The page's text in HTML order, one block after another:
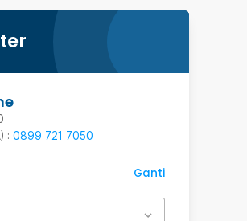
: 0899 721 7050
Ganti